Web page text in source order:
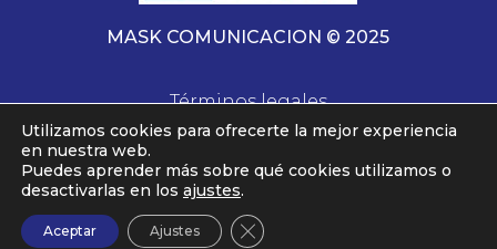
MASK COMUNICACION © 2025
Términos legales
Utilizamos cookies para ofrecerte la mejor experiencia
en nuestra web.
Puedes aprender más sobre qué cookies utilizamos o
desactivarlas en los ajustes.
Aceptar Ajustes Cerrar el banner de cookies